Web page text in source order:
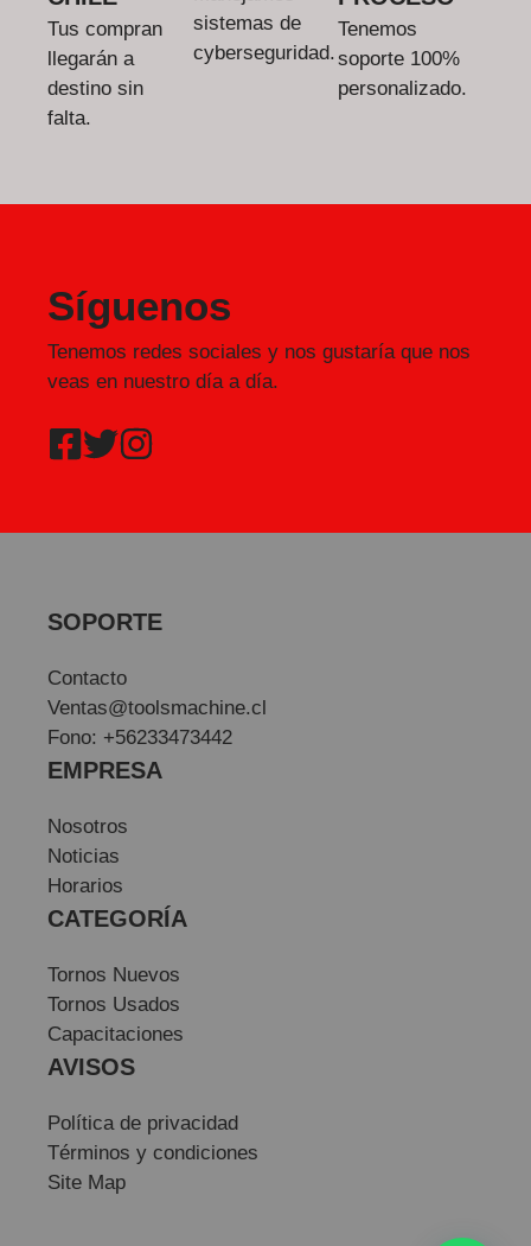
Tus compran
llegarán a
destino sin
falta.
sistemas de
cyberseguridad.
Tenemos
soporte 100%
personalizado.
Síguenos
Tenemos redes sociales y nos gustaría que nos
veas en nuestro día a día.
SOPORTE
Contacto
Ventas@toolsmachine.cl
Fono: +56233473442
EMPRESA
Nosotros
Noticias
Horarios
CATEGORÍA
Tornos Nuevos
Tornos Usados
Capacitaciones
AVISOS
Política de privacidad
Términos y condiciones
Site Map